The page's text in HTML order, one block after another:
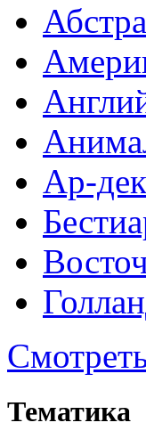
Ар-
Тематика